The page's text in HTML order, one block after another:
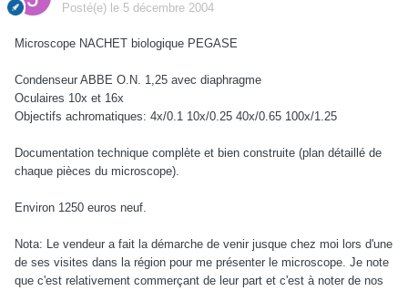
Posté(e) le 5 décembre 2004
Microscope NACHET biologique PEGASE
Condenseur ABBE O.N. 1,25 avec diaphragme
Oculaires 10x et 16x
Objectifs achromatiques: 4x/0.1 10x/0.25 40x/0.65 100x/1.25
Documentation technique complète et bien construite (plan détaillé de
chaque pièces du microscope).
Environ 1250 euros neuf.
Nota: Le vendeur a fait la démarche de venir jusque chez moi lors d'une
de ses visites dans la région pour me présenter le microscope. Je note
que c'est relativement commerçant de leur part et c'est à noter de nos